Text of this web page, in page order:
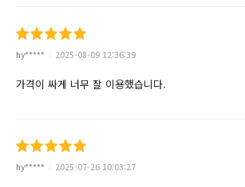
hy***** 2025-08-09 12:36:39
가격이 싸게 너무 잘 이용했습니다.
hy***** 2025-07-26 10:03:27